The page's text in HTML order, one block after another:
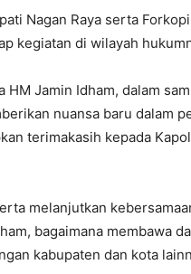
Nagan Raya serta
kegiatan di wilayah
HM Jamin Idham, dalam
nuansa baru dalam
terimakasih kepada
melanjutkan
bagaimana membawa
kabupaten dan kota